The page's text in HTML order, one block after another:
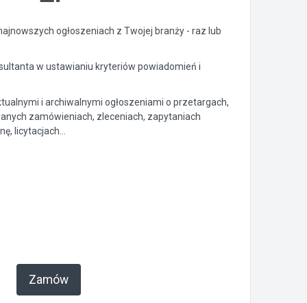
ogłoszeniach z Twojej branży - raz lub
w ustawianiu kryteriów powiadomień i
i archiwalnymi ogłoszeniami o przetargach,
zamówieniach, zleceniach, zapytaniach
licytacjach...
Zamów